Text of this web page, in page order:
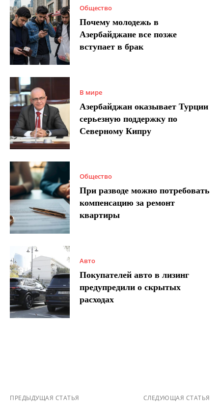
Общество
Почему молодежь в
Азербайджане все позже
вступает в брак
В мире
Азербайджан оказывает Турции
серьезную поддержку по
Северному Кипру
Общество
При разводе можно потребовать
компенсацию за ремонт
квартиры
Авто
Покупателей авто в лизинг
предупредили о скрытых
расходах
ПРЕДЫДУЩАЯ СТАТЬЯ СЛЕДУЮЩАЯ СТАТЬЯ